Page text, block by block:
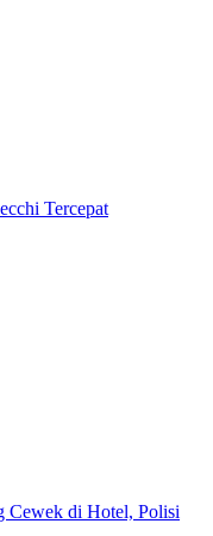
Tercepat
Cewek di Hotel, Polisi